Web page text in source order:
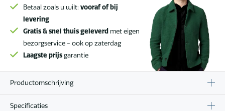
Betaal zoals u wilt: vooraf of bij
levering
Gratis & snel thuis geleverd met eigen
bezorgservice - ook op zaterdag
Laagste prijsgarantie
Productomschrijving
Specificaties